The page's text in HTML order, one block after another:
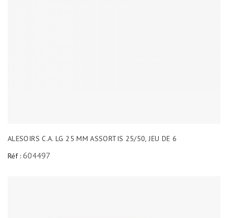
ALESOIRS C.A. LG 25 MM ASSORTIS 25/50, JEU DE 6
Réf : 604497